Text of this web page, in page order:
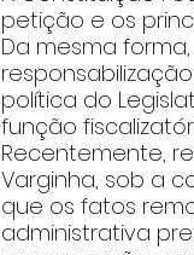
petição e os
Da mesma
política do
função
Recentemente,
Varginha, sob a
que os fatos
administrativa